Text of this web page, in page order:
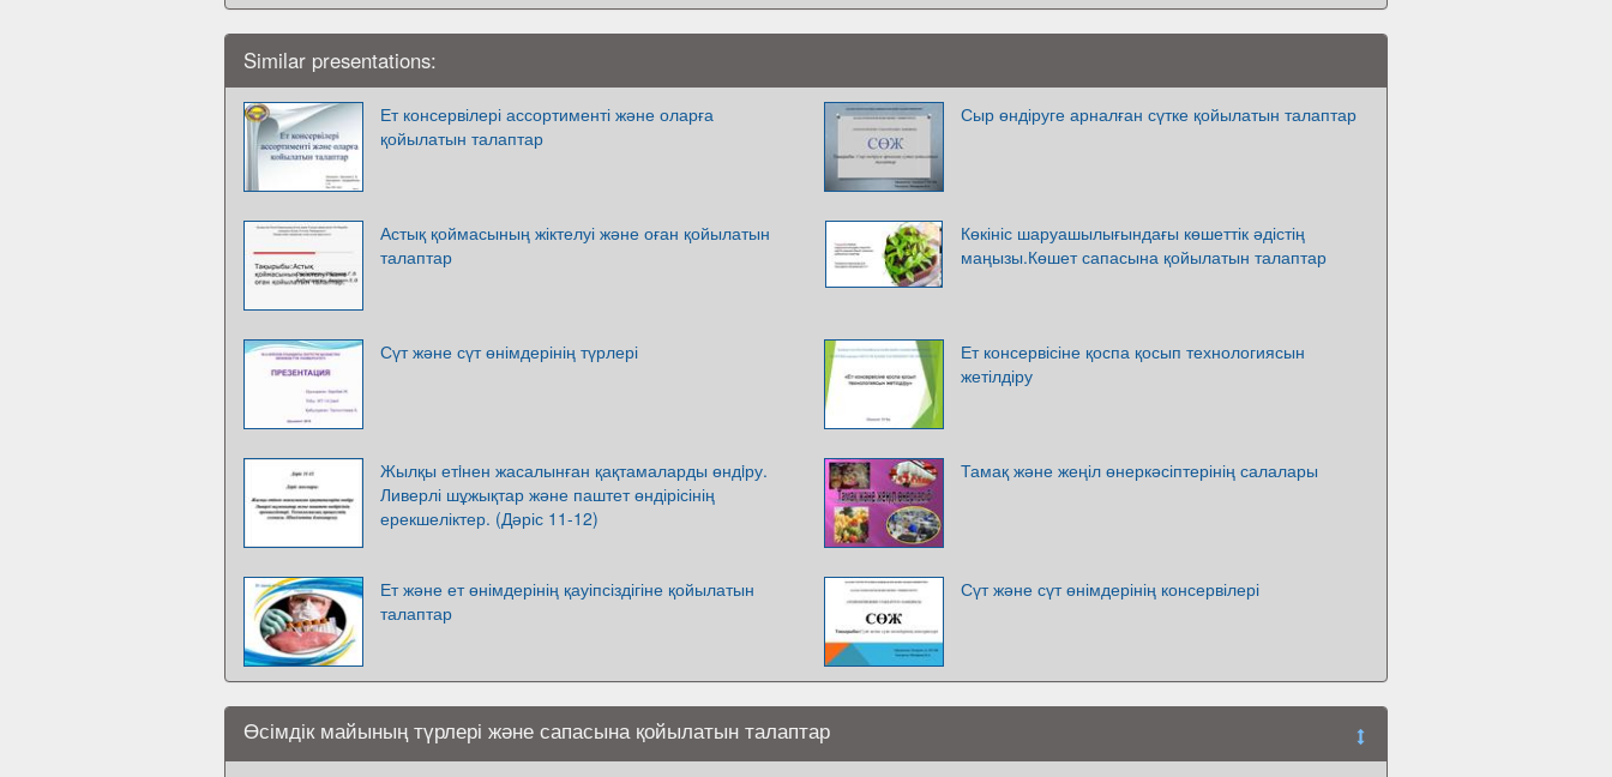
Similar presentations:
Ет консервілері ассортименті және оларға
қойылатын талаптар
Сыр өндіруге арналған сүтке қойылатын талаптар
Астық қоймасының жіктелуі және оған қойылатын
талаптар
Көкініс шаруашылығындағы көшеттік әдістің
маңызы.Көшет сапасына қойылатын талаптар
Сүт және сүт өнімдерінің түрлері
Ет консервісіне қоспа қосып технологиясын
жетілдіру
Жылқы етiнен жасалынған қақтамаларды өндiру.
Ливерлі шұжықтар және паштет өндірісінің
ерекшеліктер. (Дәріс 11-12)
Тамақ және жеңіл өнеркәсіптерінің салалары
Ет және ет өнімдерінің қауіпсіздігіне қойылатын
талаптар
Сүт және сүт өнімдерінің консервілері
Өсімдік майының түрлері және сапасына қойылатын талаптар